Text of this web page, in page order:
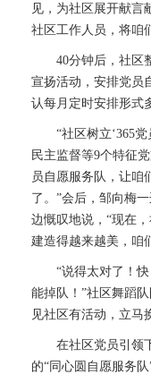
见，为社区展开献言
社区工作人员，将咱
40分钟后，社区整
宣扬活动，安排党员
认每月定时安排形式
“社区树立‘365党
民主监督等9个特征
员自愿服务队，让咱
了。”会后，邹向梅
边慨叹地说，“现在
建造得越来越美，咱
“说得太对了！快
能掉队！”社区舞蹈
见社区有活动，立马
在社区党员引领下
的“同心圆自愿服务